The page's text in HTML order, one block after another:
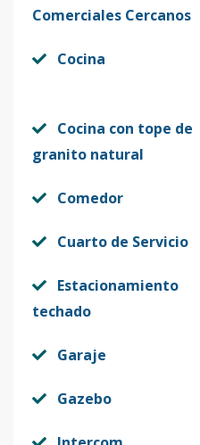
Comerciales Cercanos
Cocina
Cocina con tope de
granito natural
Comedor
Cuarto de Servicio
Estacionamiento
techado
Garaje
Gazebo